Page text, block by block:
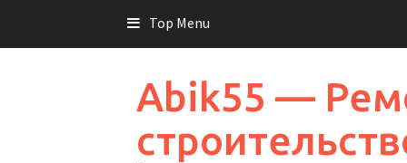
Top Menu
Abik55 —